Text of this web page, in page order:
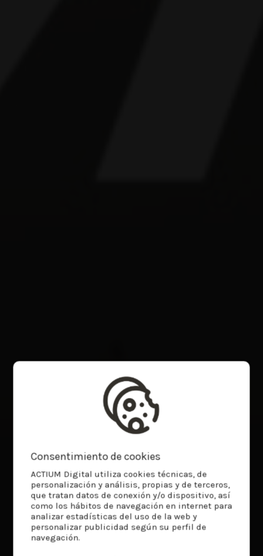
Consentimiento de cookies
ACTIUM Digital utiliza cookies técnicas, de
personalización y análisis, propias y de terceros,
que tratan datos de conexión y/o dispositivo, así
como los hábitos de navegación en internet para
analizar estadísticas del uso de la web y
personalizar publicidad según su perfil de
navegación.